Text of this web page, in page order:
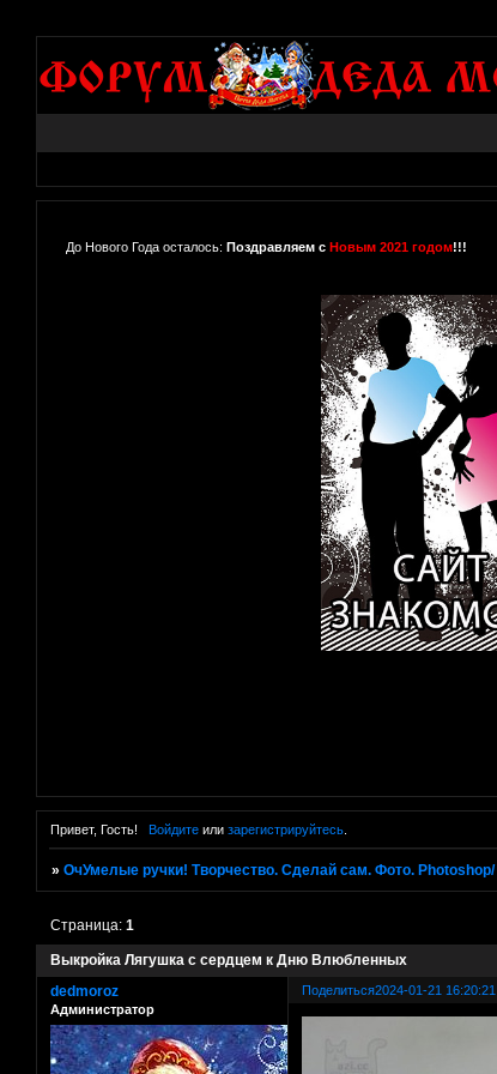
До Нового Года осталось: Поздравляем с Новым 2021 годом!!!
Привет, Гость! Войдитеили зарегистрируйтесь.
»ОчУмелые ручки! Творчество. Сделай сам. Фото. Photoshop/
Выкройка Лягушка с сердцем к Дню Влюбленных
Страница:1
Поделиться2024-01-21 16:20:21
dedmoroz
Администратор